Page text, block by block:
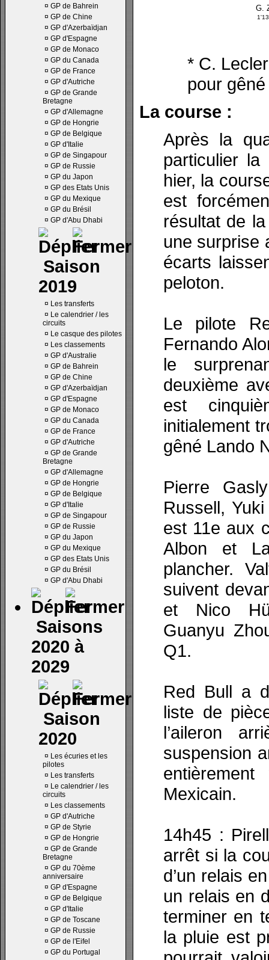
¤ GP de Bahrein
¤ GP de Chine
¤ GP d'Azerbaïdjan
¤ GP d'Espagne
¤ GP de Monaco
¤ GP du Canada
¤ GP de France
¤ GP d'Autriche
¤ GP de Grande
Bretagne
¤ GP d'Allemagne
¤ GP de Hongrie
¤ GP de Belgique
¤ GP d'Italie
¤ GP de Singapour
¤ GP de Russie
¤ GP du Japon
¤ GP des Etats Unis
¤ GP du Mexique
¤ GP du Brésil
¤ GP d'Abu Dhabi
Saison
2019
¤ Les transferts
¤ Le calendrier / les
circuits
¤ Le casque des pilotes
¤ Les classements
¤ GP d'Australie
¤ GP de Bahrein
¤ GP de Chine
¤ GP d'Azerbaïdjan
¤ GP d'Espagne
¤ GP de Monaco
¤ GP du Canada
¤ GP de France
¤ GP d'Autriche
¤ GP de Grande
Bretagne
¤ GP d'Allemagne
¤ GP de Hongrie
¤ GP de Belgique
¤ GP d'Italie
¤ GP de Singapour
¤ GP de Russie
¤ GP du Japon
¤ GP du Mexique
¤ GP des Etats Unis
¤ GP du Brésil
¤ GP d'Abu Dhabi
Saisons
2020 à
2029
Saison
2020
¤ Les écuries et les
pilotes
¤ Les transferts
¤ Le calendrier / les
circuits
¤ Les classements
¤ GP d'Autriche
¤ GP de Styrie
¤ GP de Hongrie
¤ GP de Grande
Bretagne
¤ GP du 70ème
anniversaire
¤ GP d'Espagne
¤ GP de Belgique
¤ GP d'Italie
¤ GP de Toscane
¤ GP de Russie
¤ GP de l'Eifel
¤ GP du Portugal
G.
* C.
pour
La course :
Après la
particulier
hier, la
est
résultat de
une surprise
écarts
peloton.
Le pilote
Fernando
le
deuxième
est
initialement
gêné Lando
Pierre
Russell,
est 11e aux
Albon et
plancher.
suivent
et Nico
Guanyu
Q1.
Red Bull a
liste de
l’aileron
suspension
Mexicain.
14h45 :
arrêt si la
d’un relais
un relais en
terminer en
la pluie est